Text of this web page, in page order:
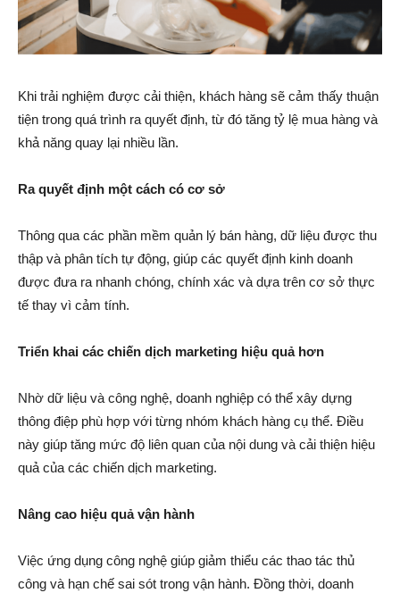
Khi trải nghiệm được cải thiện, khách hàng sẽ cảm thấy thuận
tiện trong quá trình ra quyết định, từ đó tăng tỷ lệ mua hàng và
khả năng quay lại nhiều lần.
Ra quyết định một cách có cơ sở
Thông qua các phần mềm quản lý bán hàng, dữ liệu được thu
thập và phân tích tự động, giúp các quyết định kinh doanh
được đưa ra nhanh chóng, chính xác và dựa trên cơ sở thực
tế thay vì cảm tính.
Triển khai các chiến dịch marketing hiệu quả hơn
Nhờ dữ liệu và công nghệ, doanh nghiệp có thể xây dựng
thông điệp phù hợp với từng nhóm khách hàng cụ thể. Điều
này giúp tăng mức độ liên quan của nội dung và cải thiện hiệu
quả của các chiến dịch marketing.
Nâng cao hiệu quả vận hành
Việc ứng dụng công nghệ giúp giảm thiểu các thao tác thủ
công và hạn chế sai sót trong vận hành. Đồng thời, doanh